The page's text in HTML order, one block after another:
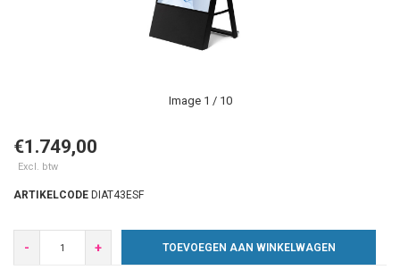
Image 1 / 10
€1.749,00
Excl. btw
ARTIKELCODE DIAT43ESF
- + TOEVOEGEN AAN WINKELWAGEN